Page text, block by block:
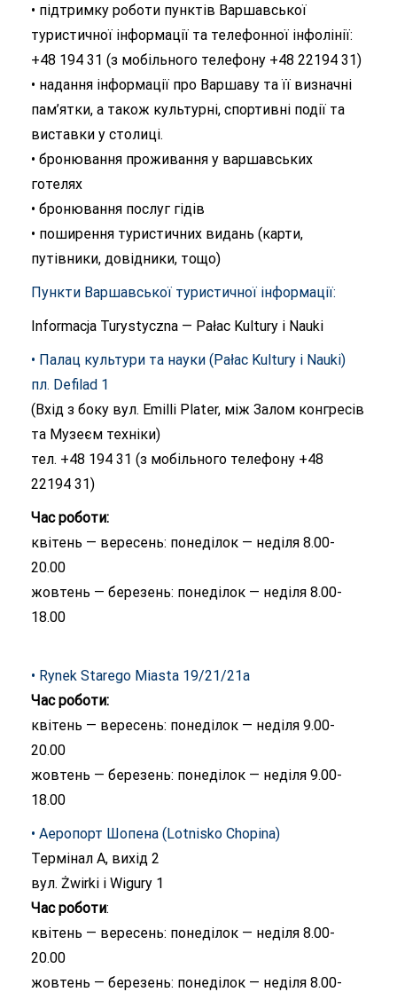
• підтримку роботи пунктів Варшавської
туристичної інформації та телефонної інфолінії:
+48 194 31 (з мобільного телефону +48 22194 31)
• надання інформації про Варшаву та її визначні
пам’ятки, а також культурні, спортивні події та
виставки у столиці.
• бронювання проживання у варшавських
готелях
• бронювання послуг гідів
• поширення туристичних видань (карти,
путівники, довідники, тощо)
Пункти Варшавської туристичної інформації:
Informacja Turystyczna — Pałac Kultury i Nauki
• Палац культури та науки (Pałac Kultury i Nauki)
пл. Defilad 1
(Вхід з боку вул. Emilli Plater, між Залом конгресів
та Музеєм техніки)
тел. +48 194 31 (з мобільного телефону +48
22194 31)
Час роботи:
квітень — вересень: понеділок — неділя 8.00-
20.00
жовтень — березень: понеділок — неділя 8.00-
18.00
• Rynek Starego Miasta 19/21/21a
Час роботи:
квітень — вересень: понеділок — неділя 9.00-
20.00
жовтень — березень: понеділок — неділя 9.00-
18.00
• Аеропорт Шопена (Lotnisko Chopina)
Термінал А, вихід 2
вул. Żwirki i Wigury 1
Час роботи:
квітень — вересень: понеділок — неділя 8.00-
20.00
жовтень — березень: понеділок — неділя 8.00-